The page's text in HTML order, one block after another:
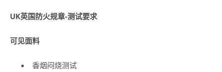
UK英国防火规章-测试要求
可见面料
香烟闷烧测试